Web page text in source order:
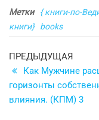
Метки
{ книги-по-
книги}
books
Навигация
по
записям
Предыдущая
запись
ПРЕДЫДУЩАЯ
Как Мужчине
горизонты
влияния. (КПМ) 3